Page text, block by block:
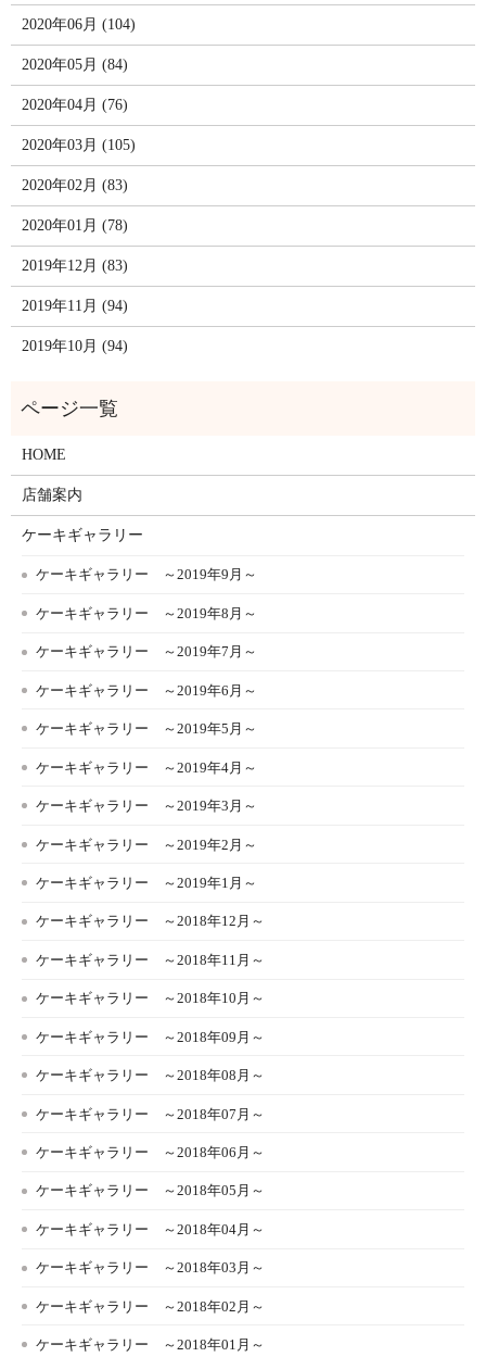
2020年06月 (104)
2020年05月 (84)
2020年04月 (76)
2020年03月 (105)
2020年02月 (83)
2020年01月 (78)
2019年12月 (83)
2019年11月 (94)
2019年10月 (94)
HOME
店舗案内
ケーキギャラリー
ケーキギャラリー ～2019年9月～
ケーキギャラリー ～2019年8月～
ケーキギャラリー ～2019年7月～
ケーキギャラリー ～2019年6月～
ケーキギャラリー ～2019年5月～
ケーキギャラリー ～2019年4月～
ケーキギャラリー ～2019年3月～
ケーキギャラリー ～2019年2月～
ケーキギャラリー ～2019年1月～
ケーキギャラリー ～2018年12月～
ケーキギャラリー ～2018年11月～
ケーキギャラリー ～2018年10月～
ケーキギャラリー ～2018年09月～
ケーキギャラリー ～2018年08月～
ケーキギャラリー ～2018年07月～
ケーキギャラリー ～2018年06月～
ケーキギャラリー ～2018年05月～
ケーキギャラリー ～2018年04月～
ケーキギャラリー ～2018年03月～
ケーキギャラリー ～2018年02月～
ケーキギャラリー ～2018年01月～